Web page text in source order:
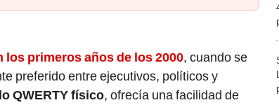
primeros años de los 2000, cuando se
preferido entre ejecutivos, políticos y
QWERTY físico, ofrecía una facilidad de